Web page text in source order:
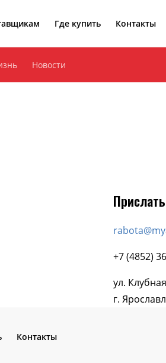
Где купить Контакты
Новости
+7 (4852)
ул.
г.
Контакты